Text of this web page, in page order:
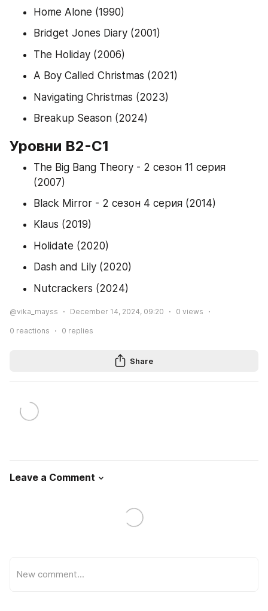
Home Alone (1990)
Bridget Jones Diary (2001)
The Holiday (2006)
A Boy Called Christmas (2021)
Navigating Christmas (2023)
Breakup Season (2024)
Уровни B2-C1
The Big Bang Theory - 2 сезон 11 серия
(2007)
Black Mirror - 2 сезон 4 серия (2014)
Klaus (2019)
Holidate (2020)
Dash and Lily (2020)
Nutcrackers (2024)
@vika_mayss December 14, 2024, 09:20 0 views
0 reactions 0 replies
Share
Leave a Comment